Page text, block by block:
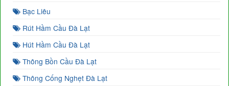
Bạc Liêu
Rút Hầm Cầu Đà Lạt
Hút Hầm Cầu Đà Lạt
Thông Bồn Cầu Đà Lạt
Thông Cống Nghẹt Đà Lạt